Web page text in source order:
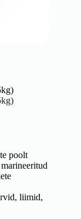
poolt
liimid,